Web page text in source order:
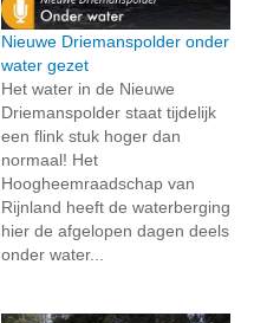
Nieuwe Driemanspolder onder
water gezet
Het water in de Nieuwe
Driemanspolder staat tijdelijk
een flink stuk hoger dan
normaal! Het
Hoogheemraadschap van
Rijnland heeft de waterberging
hier de afgelopen dagen deels
onder water...